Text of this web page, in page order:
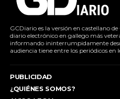
GCDiario es la versión en castellano
diario electrónico en gallego más
informando ininterrumpidamente
audiencia tiene entre los periódicos en
PUBLICIDAD
¿QUIÉNES SOMOS?